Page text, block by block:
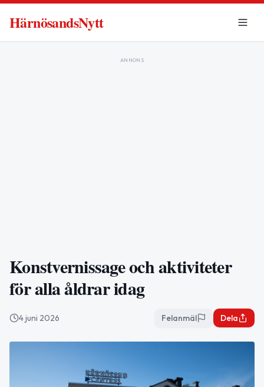
HärnösandsNytt
ANNONS
Konstvernissage och aktiviteter
för alla åldrar idag
4 juni 2026 Felanmäl Dela